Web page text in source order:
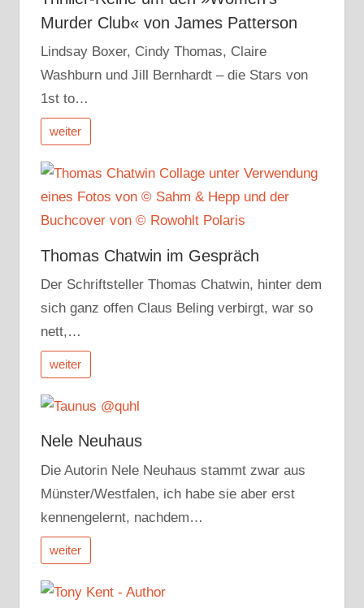
Murder Club« von James Patterson
Lindsay Boxer, Cindy Thomas, Claire
Washburn und Jill Bernhardt – die Stars von
1st to…
weiter
Thomas Chatwin im Gespräch
Der Schriftsteller Thomas Chatwin, hinter dem
sich ganz offen Claus Beling verbirgt, war so
nett,…
weiter
Nele Neuhaus
Die Autorin Nele Neuhaus stammt zwar aus
Münster/Westfalen, ich habe sie aber erst
kennengelernt, nachdem…
weiter